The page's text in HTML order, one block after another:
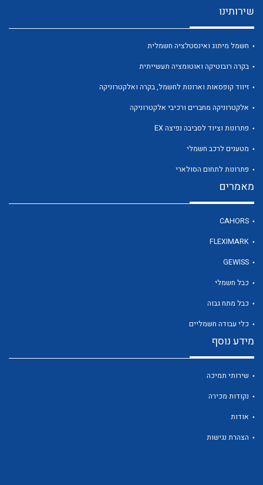
לכל מוצרי היצרן
לכל מוצרי היצרן
לכל מוצרי היצרן
לכל מוצרי היצרן
שירותינו
חשמל מיתוג ואינסטלציה חשמלית
בקרה רובוטיקה ואוטומציה תעשייתית
זיווד קופסאות וארונות לחשמל, בקרה ואלקטרוניקה
אלקטרוניקה מחברים ורכיבי אלקטרוניקה
פתרונות וציוד לסביבה נפיצה EX
מטענים לרכב חשמלי
פתרונות לתחום הסולארי
מאמרים
CAHORS
FLEXIMARK
GEWISS
כבל חשמלי
כבל מתח גבוה
כלי עבודה חשמליים
מידע נוסף
שירותי תמיכה
נקודות מכירה
אודות
הצהרת נגישות